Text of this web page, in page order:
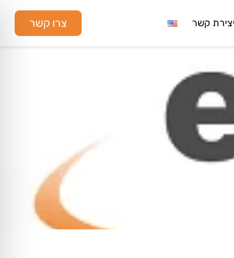
יצירת קשר צרו קשר